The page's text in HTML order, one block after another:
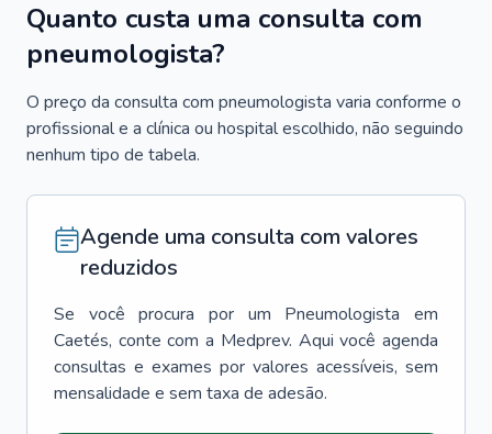
Quanto custa uma consulta com
pneumologista?
O preço da consulta com pneumologista varia conforme o
profissional e a clínica ou hospital escolhido, não seguindo
nenhum tipo de tabela.
Agende uma consulta com valores
reduzidos
Se você procura por um Pneumologista
em
Caetés, conte com a Medprev. Aqui você agenda
consultas e exames por valores acessíveis, sem
mensalidade e sem taxa de adesão.